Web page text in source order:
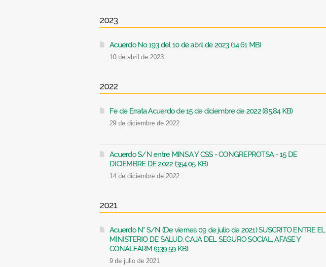
2023
Acuerdo No.193 del 10 de abril de 2023 (14.61 MB)
10 de abril de 2023
2022
Fe de Errata Acuerdo de 15 de diciembre de 2022 (85.84 KB)
29 de diciembre de 2022
Acuerdo S/N entre MINSA Y CSS - CONGREPROTSA - 15 DE
DICIEMBRE DE 2022 (354.05 KB)
14 de diciembre de 2022
2021
Acuerdo N° S/N (De viernes 09 de julio de 2021) SUSCRITO ENTRE EL
MINISTERIO DE SALUD, CAJA DEL SEGURO SOCIAL, AFASE Y
CONALFARM (939.59 KB)
9 de julio de 2021